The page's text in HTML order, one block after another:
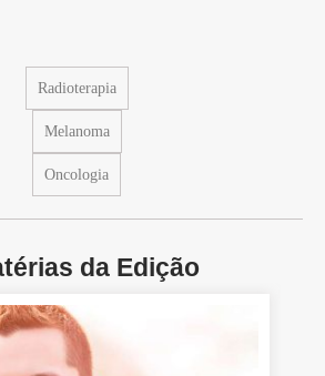
Radioterapia
Melanoma
Oncologia
da Edição